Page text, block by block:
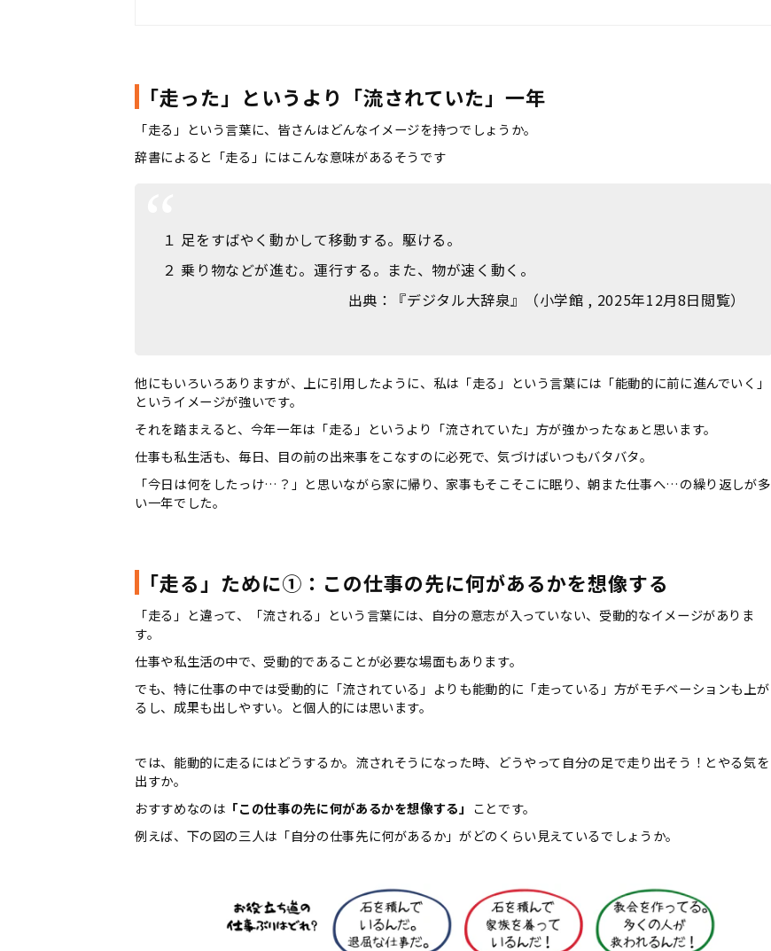
「走った」というより「流されていた」一年
「走る」という言葉に、皆さんはどんなイメージを持つでしょうか。
辞書によると「走る」にはこんな意味があるそうです
１ 足をすばやく動かして移動する。駆ける。
２ 乗り物などが進む。運行する。また、物が速く動く。
出典：『デジタル大辞泉』（小学館 , 2025年12月8日閲覧）
他にもいろいろありますが、上に引用したように、私は「走る」という言葉には「能動的に前に進んでいく」
というイメージが強いです。
それを踏まえると、今年一年は「走る」というより「流されていた」方が強かったなぁと思います。
仕事も私生活も、毎日、目の前の出来事をこなすのに必死で、気づけばいつもバタバタ。
「今日は何をしたっけ…？」と思いながら家に帰り、家事もそこそこに眠り、朝また仕事へ…の繰り返しが多
い一年でした。
「走る」ために①：この仕事の先に何があるかを想像する
「走る」と違って、「流される」という言葉には、自分の意志が入っていない、受動的なイメージがありま
す。
仕事や私生活の中で、受動的であることが必要な場面もあります。
でも、特に仕事の中では受動的に「流されている」よりも能動的に「走っている」方がモチベーションも上が
るし、成果も出しやすい。と個人的には思います。
では、能動的に走るにはどうするか。流されそうになった時、どうやって自分の足で走り出そう！とやる気を
出すか。
おすすめなのは 「この仕事の先に何があるかを想像する」 ことです。
例えば、下の図の三人は「自分の仕事先に何があるか」がどのくらい見えているでしょうか。